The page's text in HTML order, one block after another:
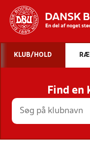
STILLINGER,
KLUB/HOLD
Find en